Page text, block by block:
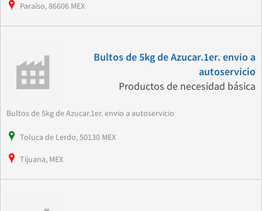
Paraíso, 86606 MEX
Bultos de 5kg de Azucar.1er. envio a
autoservicio
Productos de necesidad básica
Bultos de 5kg de Azucar.1er. envio a autoservicio
Toluca de Lerdo, 50130 MEX
Tijuana, MEX